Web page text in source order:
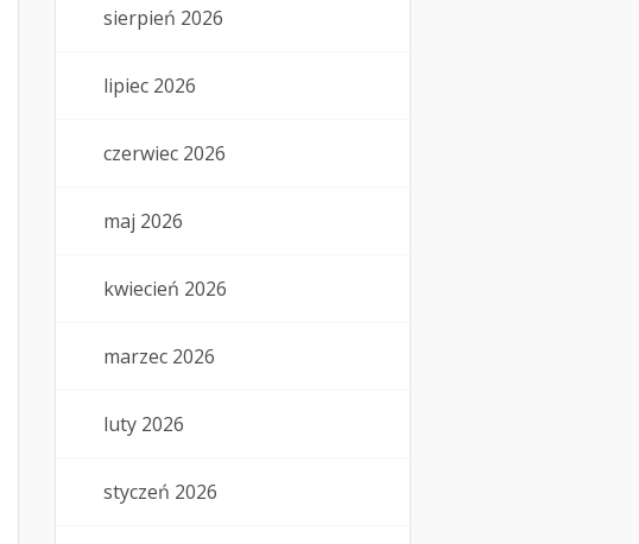
sierpień 2026
lipiec 2026
czerwiec 2026
maj 2026
kwiecień 2026
marzec 2026
luty 2026
styczeń 2026